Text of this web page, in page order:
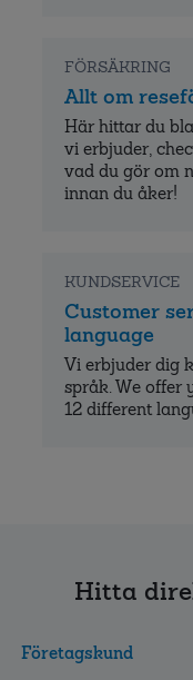
FÖRSÄKRING
Allt om
Här hittar du
vi erbjuder,
vad du gör om
innan du åker!
KUNDSERVICE
Customer
language
Vi erbjuder dig
språk. We offer
12 different
Hitta
Företagskund